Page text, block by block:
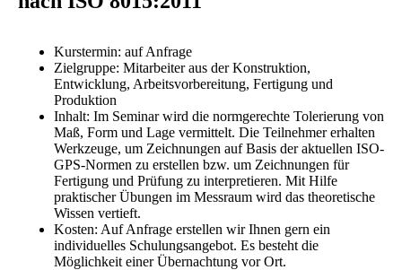
Kurstermin: auf Anfrage
Zielgruppe: Mitarbeiter aus der Konstruktion,
Entwicklung, Arbeitsvorbereitung, Fertigung und
Produktion
Inhalt: Im Seminar wird die normgerechte Tolerierung von
Maß, Form und Lage vermittelt. Die Teilnehmer erhalten
Werkzeuge, um Zeichnungen auf Basis der aktuellen ISO-
GPS-Normen zu erstellen bzw. um Zeichnungen für
Fertigung und Prüfung zu interpretieren. Mit Hilfe
praktischer Übungen im Messraum wird das theoretische
Wissen vertieft.
Kosten: Auf Anfrage erstellen wir Ihnen gern ein
individuelles Schulungsangebot. Es besteht die
Möglichkeit einer Übernachtung vor Ort.